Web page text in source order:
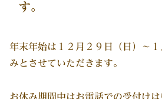
す。
年末年始は１２月２９日（日）～
みとさせていただきます。
お休み期間中はお電話での受付けは